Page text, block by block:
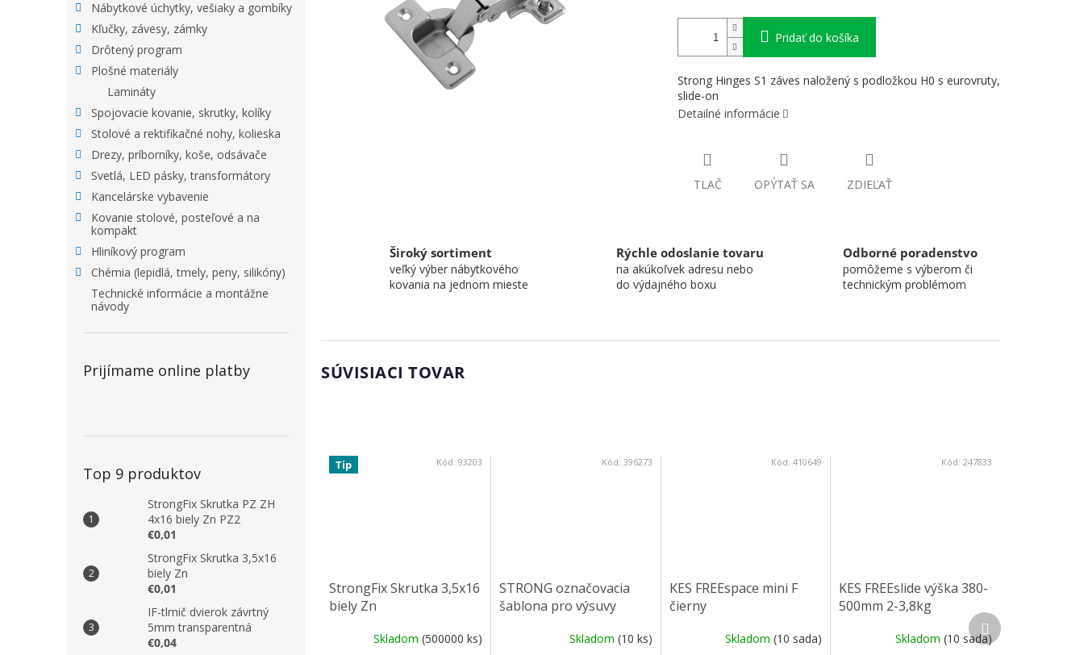
Nábytkové úchytky, vešiaky a gombíky
Kľučky, závesy, zámky
Drôtený program
Plošné materiály
Lamináty
Spojovacie kovanie, skrutky, kolíky
Stolové a rektifikačné nohy, kolieska
Drezy, príborníky, koše, odsávače
Svetlá, LED pásky, transformátory
Kancelárske vybavenie
Kovanie stolové, posteľové a na
kompakt
Hliníkový program
Chémia (lepidlá, tmely, peny, silikóny)
Technické informácie a montážne
návody
Prijímame online platby
Top 9 produktov
StrongFix Skrutka PZ ZH
4x16 biely Zn PZ2
€0,01
StrongFix Skrutka 3,5x16
biely Zn
€0,01
IF-tlmič dvierok závrtný
5mm transparentná
€0,04
Pridať do košíka
Strong Hinges S1 záves naložený s podložkou H0 s eurovruty,
slide-on
Detailné informácie
TLAČ OPÝTAŤ SA ZDIEĽAŤ
Široký sortiment
veľký výber nábytkového
kovania na jednom mieste
Rýchle odoslanie tovaru
na akúkoľvek adresu nebo
do výdajného boxu
Odborné poradenstvo
pomôžeme s výberom či
technickým problémom
SÚVISIACI TOVAR
Tip
StrongFix Skrutka 3,5x16
biely Zn
Skladom (500000 ks)
Kód: 93203
STRONG označovacia
šablona pro výsuvy
Skladom (10 ks)
Kód: 396273
KES FREEspace mini F
čierny
Skladom(10 sada)
Kód:410649
KES FREEslide výška 380-
500mm 2-3,8kg
Skladom (10 sada)
Kód: 247833
Ďalší produkt